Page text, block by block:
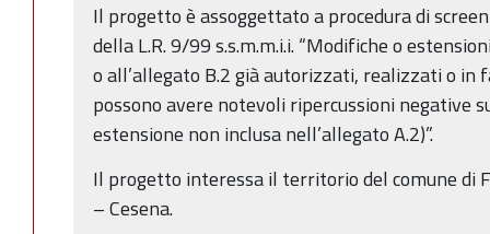
Il progetto è assoggettato a procedura di
della L.R. 9/99 s.s.m.m.i.i. “Modifiche o
o all’allegato B.2 già autorizzati, realizzati o in
possono avere notevoli ripercussioni negative
estensione non inclusa nell’allegato A.2)”.
Il progetto interessa il territorio del comune di
– Cesena.